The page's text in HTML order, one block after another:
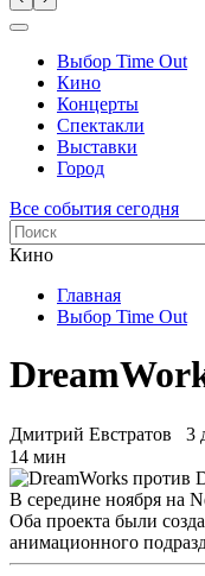
Выбор Time Out
Кино
Концерты
Спектакли
Выставки
Город
Все события сегодня
Кино
Главная
Выбор Time Out
Дмитрий Евстратов
3
14 мин
В середине ноября на
Оба проекта были
анимационного